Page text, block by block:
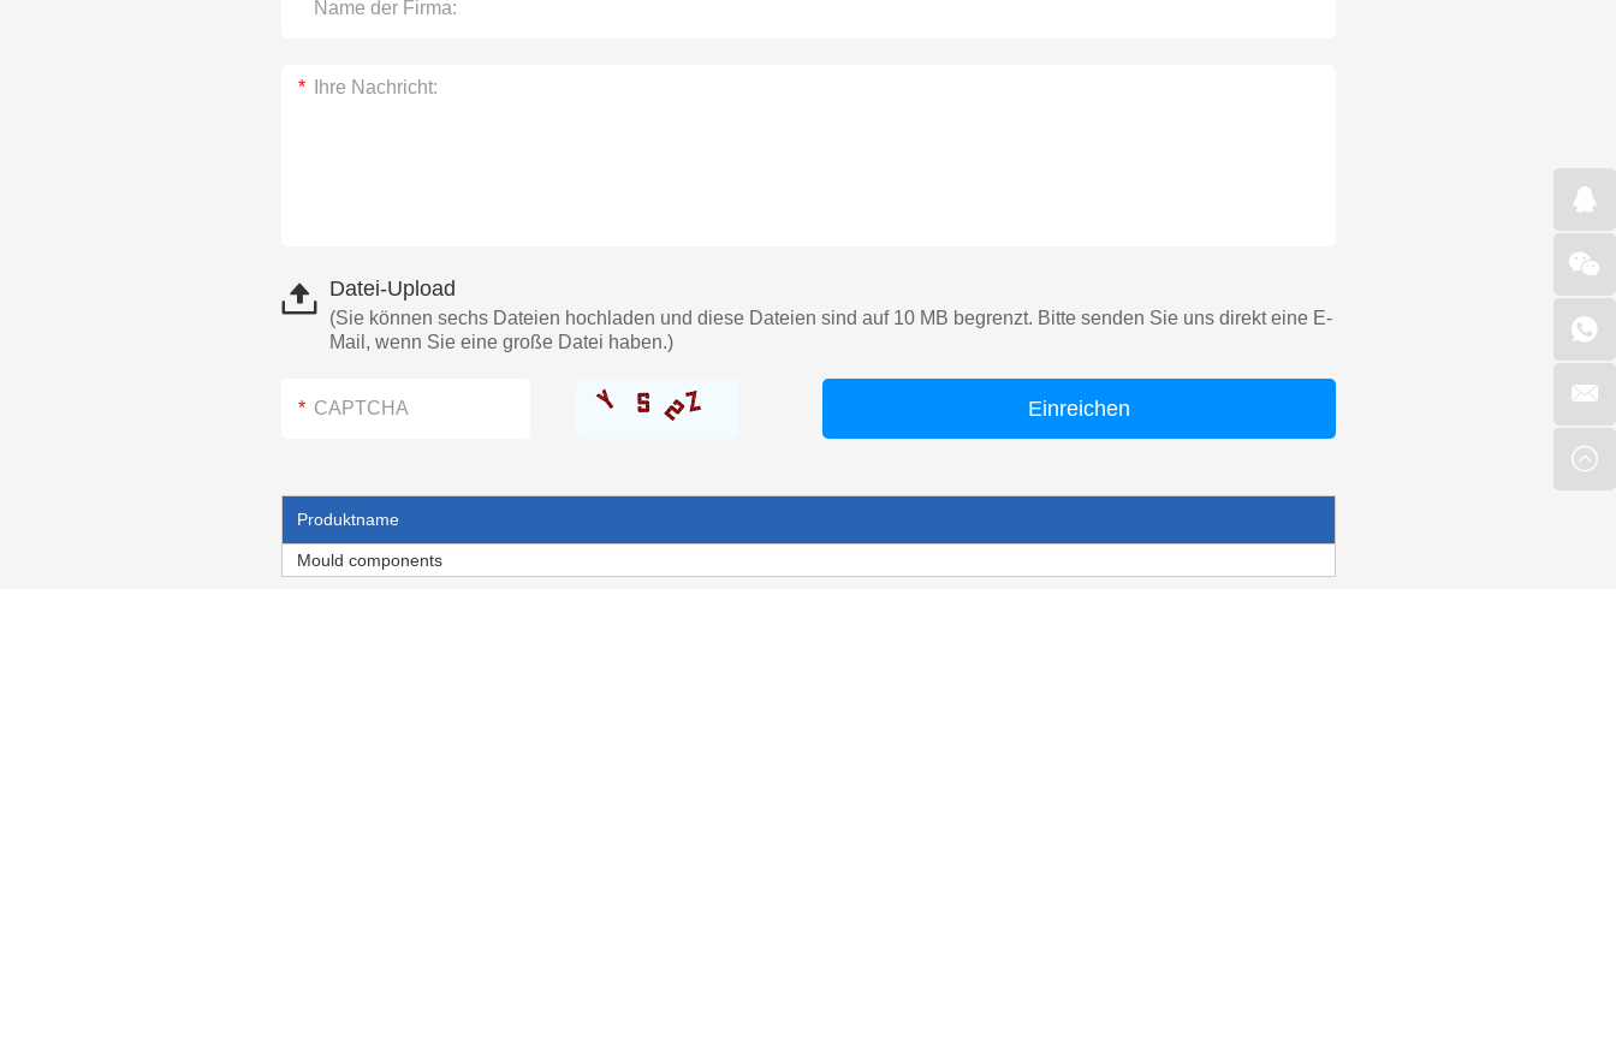
Datei-Upload
(Sie können sechs Dateien hochladen und diese Dateien sind auf 10 MB begrenzt. Bitte senden Sie uns direkt eine E-
Mail, wenn Sie eine große Datei haben.)
Produktname
Mould components